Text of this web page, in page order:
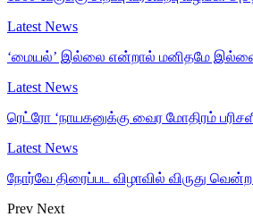
Latest News
‘மையல்’ இல்லை என்றால் மனிதமே
Latest News
ரெட்ரோ ‘நாயகனுக்கு வைர மோதிரம்
Latest News
நோர்வே திரைப்பட விழாவில் விருது
Prev Next